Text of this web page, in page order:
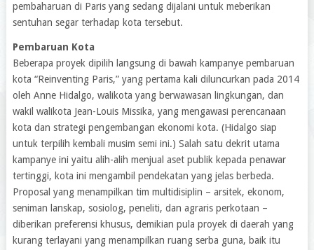
pembaharuan di Paris yang sedang dijalani untuk meberikan
sentuhan segar terhadap kota tersebut.
Pembaruan Kota
Beberapa proyek dipilih langsung di bawah kampanye pembaruan
kota “Reinventing Paris,” yang pertama kali diluncurkan pada 2014
oleh Anne Hidalgo, walikota yang berwawasan lingkungan, dan
wakil walikota Jean-Louis Missika, yang mengawasi perencanaan
kota dan strategi pengembangan ekonomi kota. (Hidalgo siap
untuk terpilih kembali musim semi ini.) Salah satu dekrit utama
kampanye ini yaitu alih-alih menjual aset publik kepada penawar
tertinggi, kota ini mengambil pendekatan yang jelas berbeda.
Proposal yang menampilkan tim multidisiplin – arsitek, ekonom,
seniman lanskap, sosiolog, peneliti, dan agraris perkotaan –
diberikan preferensi khusus, demikian pula proyek di daerah yang
kurang terlayani yang menampilkan ruang serba guna, baik itu